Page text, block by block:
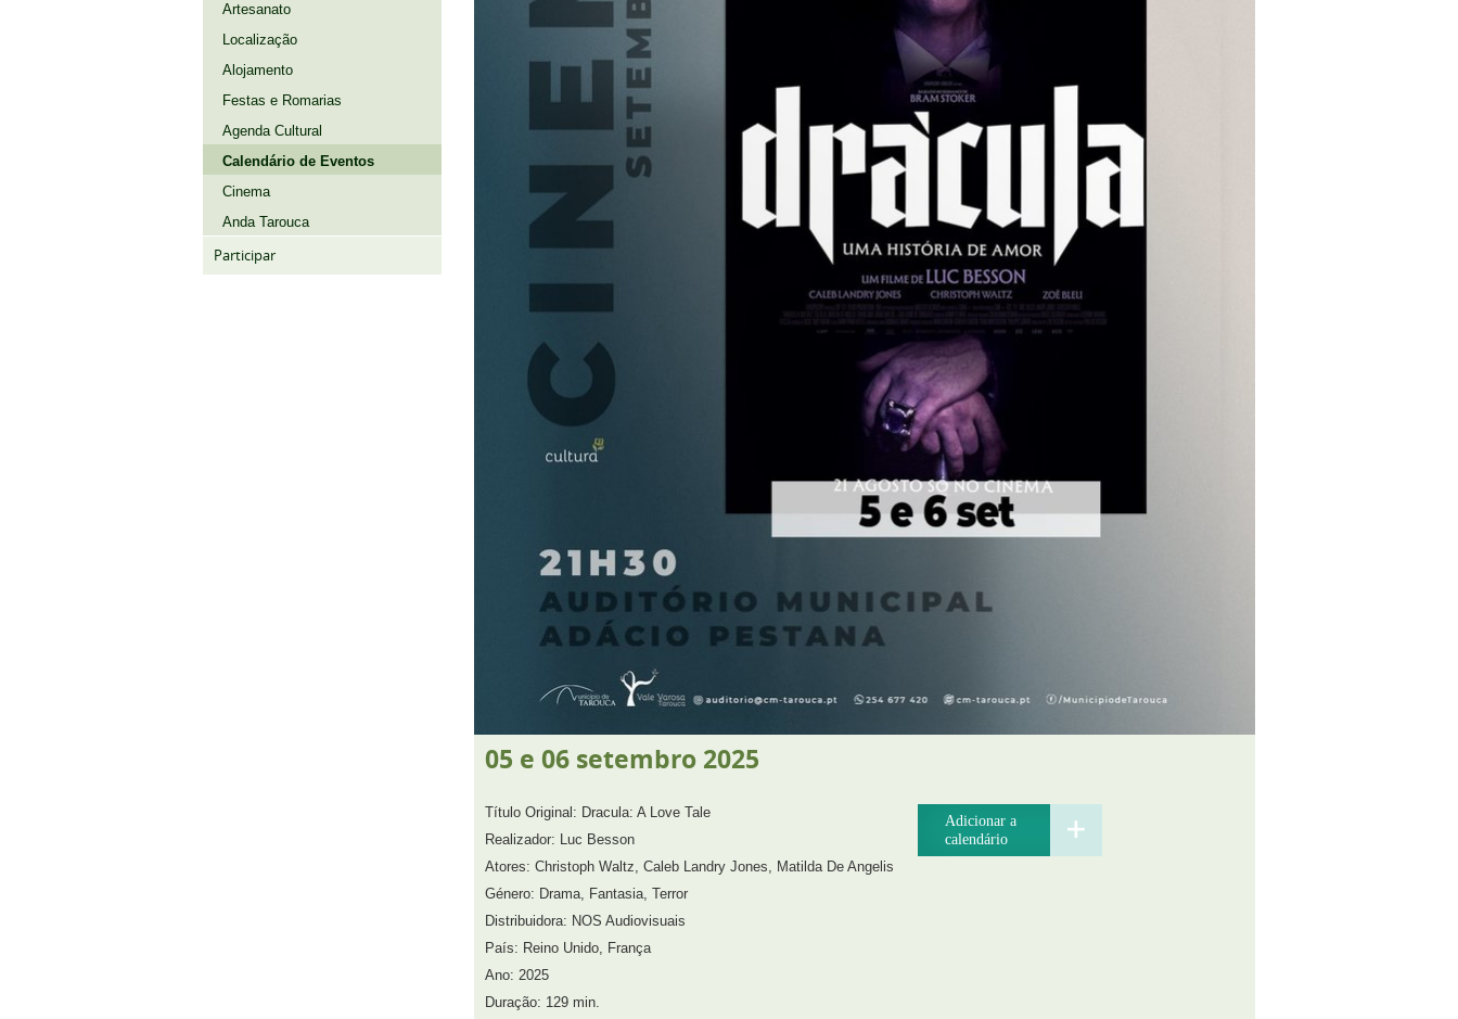
Artesanato
Localização
Alojamento
Festas e Romarias
Agenda Cultural
Calendário de Eventos
Cinema
Anda Tarouca
Participar
05 e 06 setembro 2025
Título Original: Dracula: A Love Tale
Realizador: Luc Besson
Atores: Christoph Waltz, Caleb Landry Jones, Matilda De Angelis
Género: Drama, Fantasia, Terror
Distribuidora: NOS Audiovisuais
País: Reino Unido, França
Ano: 2025
Duração: 129 min.
Adicionar a
calendário